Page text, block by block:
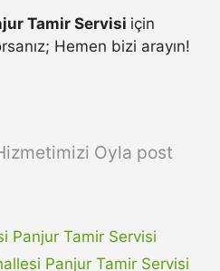
Tamir Servisi için
Hemen bizi arayın!
Oyla post
Panjur Tamir Servisi
Panjur Tamir Servisi